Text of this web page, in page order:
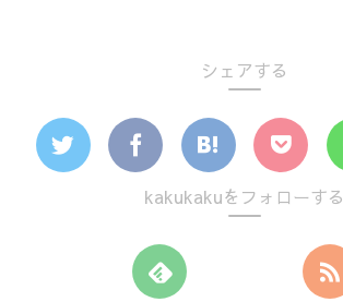
シェアする
kakukakuをフォローする